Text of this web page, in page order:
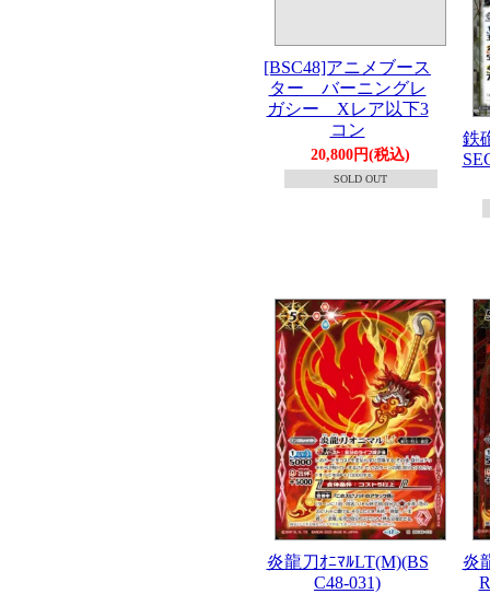
[BSC48]アニメブース
ター バーニングレ
ガシー Xレア以下3
コン
20,800円(税込)
SOLD OUT
鉄
炎龍刀ｵﾆﾏﾙLT(M)(BS
C48-031)
炎